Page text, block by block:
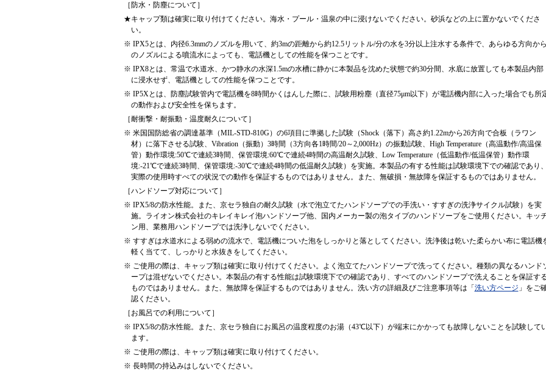
［防水・防塵について］
★キャップ類は確実に取り付けてください。海水・プール・温泉の中に浸けないでください。砂浜などの上に置かないでくださ
い。
※ IPX5とは、内径6.3mmのノズルを用いて、約3mの距離から約12.5リットル/分の水を3分以上注水する条件で、あらゆる方向から
のノズルによる噴流水によっても、電話機としての性能を保つことです。
※ IPX8とは、常温で水道水、かつ静水の水深1.5mの水槽に静かに本製品を沈めた状態で約30分間、水底に放置しても本製品内部
に浸水せず、電話機としての性能を保つことです。
※ IP5Xとは、防塵試験管内で電話機を8時間かくはんした際に、試験用粉塵（直径75μm以下）が電話機内部に入った場合でも所
の動作および安全性を保ちます。
［耐衝撃・耐振動・温度耐久について］
※ 米国国防総省の調達基準（MIL-STD-810G）の6項目に準拠した試験（Shock（落下）高さ約1.22mから26方向で合板（ラワン
材）に落下させる試験、Vibration（振動）3時間（3方向各1時間/20～2,000Hz）の振動試験、High Temperature（高温動作/高温保
管）動作環境:50℃で連続3時間、保管環境:60℃で連続4時間の高温耐久試験、Low Temperature（低温動作/低温保管）動作環
境:-21℃で連続3時間、保管環境:-30℃で連続4時間の低温耐久試験）を実施。本製品の有する性能は試験環境下での確認であり、
実際の使用時すべての状況での動作を保証するものではありません。また、無破損・無故障を保証するものではありません。
［ハンドソープ対応について］
※ IPX5/8の防水性能。また、京セラ独自の耐久試験（水で泡立てたハンドソープでの手洗い・すすぎの洗浄サイクル試験）を実
施。ライオン株式会社のキレイキレイ泡ハンドソープ他、国内メーカー製の泡タイプのハンドソープをご使用ください。キッ
ン用、業務用ハンドソープでは洗浄しないでください。
※ すすぎは水道水による弱めの流水で、電話機についた泡をしっかりと落としてください。洗浄後は乾いた柔らかい布に電話機
軽く当てて、しっかりと水抜きをしてください。
※ ご使用の際は、キャップ類は確実に取り付けてください。よく泡立てたハンドソープで洗ってください。種類の異なるハンド
ープは混ぜないでください。本製品の有する性能は試験環境下での確認であり、すべてのハンドソープで洗えることを保証す
ものではありません。また、無故障を保証するものではありません。洗い方の詳細及びご注意事項等は「 洗い方ページ 」をご
認ください。
［お風呂での利用について］
※ IPX5/8の防水性能。また、京セラ独自にお風呂の温度程度のお湯（43℃以下）が端末にかかっても故障しないことを試験して
ます。
※ ご使用の際は、キャップ類は確実に取り付けてください。
※ 長時間の持込みはしないでください。